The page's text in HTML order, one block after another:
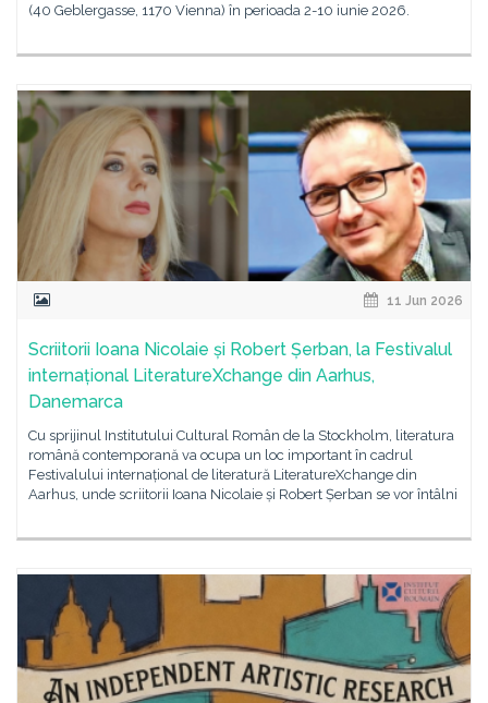
(40 Geblergasse, 1170 Vienna) în perioada 2-10 iunie 2026.
11 Jun 2026
Scriitorii Ioana Nicolaie și Robert Șerban, la Festivalul
internațional LiteratureXchange din Aarhus,
Danemarca
Cu sprijinul Institutului Cultural Român de la Stockholm, literatura
română contemporană va ocupa un loc important în cadrul
Festivalului internațional de literatură LiteratureXchange din
Aarhus, unde scriitorii Ioana Nicolaie și Robert Șerban se vor întâlni